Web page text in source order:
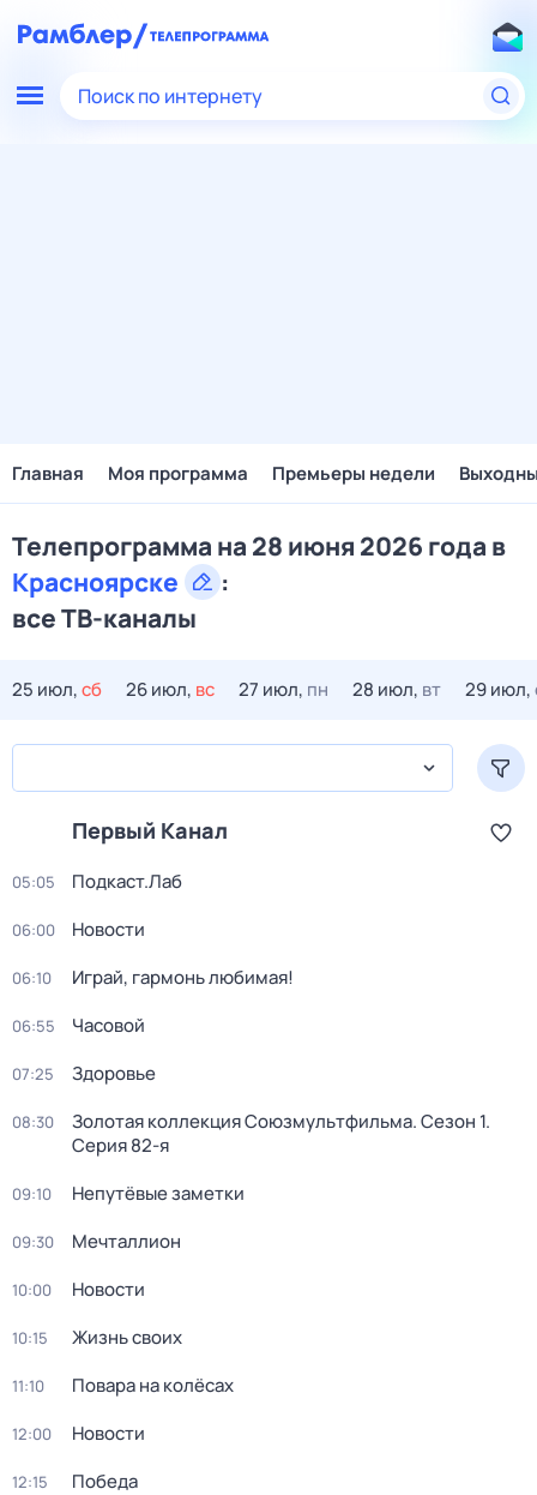
Поиск по интернету
Главная Моя программа Премьеры недели
Телепрограмма на 28 июня 2026 года в
Красноярске
:
все ТВ-каналы
25 июл,сб 26 июл, вс 27 июл, пн 28 июл, вт 29 июл,
Первый Канал
05:05 Подкаст.Лаб
06:00 Новости
06:10 Играй, гармонь любимая!
06:55 Часовой
07:25 Здоровье
08:30 Золотая коллекция Союзмультфильма. Сезон 1.
Серия 82-я
09:10 Непутёвые заметки
09:30 Мечталлион
10:00 Новости
10:15 Жизнь своих
11:10 Повара на колёсах
12:00 Новости
12:15 Победа